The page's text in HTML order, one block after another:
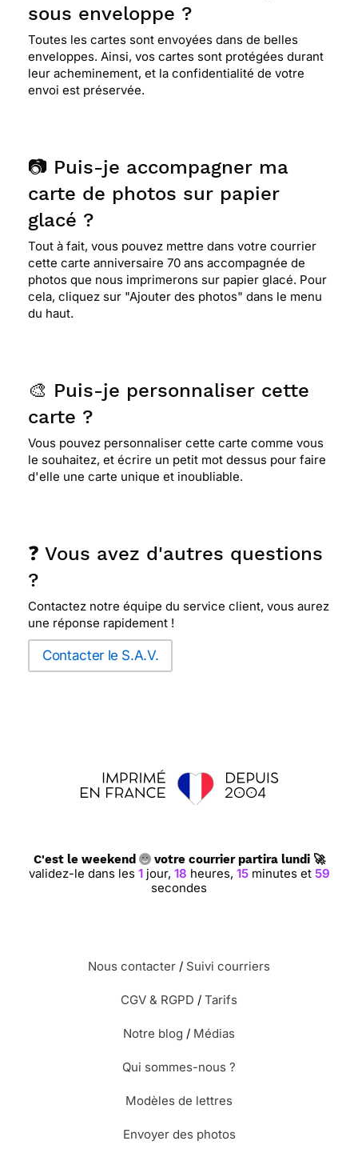
sous enveloppe ?
Toutes les cartes sont envoyées dans de belles
enveloppes. Ainsi, vos cartes sont protégées durant
leur acheminement, et la confidentialité de votre
envoi est préservée.
📷 Puis-je accompagner ma
carte de photos sur papier
glacé ?
Tout à fait, vous pouvez mettre dans votre courrier
cette carte anniversaire 70 ans accompagnée de
photos que nous imprimerons sur papier glacé. Pour
cela, cliquez sur "Ajouter des photos" dans le menu
du haut.
🎨 Puis-je personnaliser cette
carte ?
Vous pouvez personnaliser cette carte comme vous
le souhaitez, et écrire un petit mot dessus pour faire
d'elle une carte unique et inoubliable.
❓ Vous avez d'autres questions
?
Contactez notre équipe du service client, vous aurez
une réponse rapidement !
Contacter le S.A.V.
C'est le weekend votre courrier partira lundi 🚀
validez-le dans les 1jour, 18 heures, 15minutes et 59
secondes
Nous contacter / Suivi courriers
CGV & RGPD / Tarifs
Notre blog / Médias
Qui sommes-nous ?
Modèles de lettres
Envoyer des photos